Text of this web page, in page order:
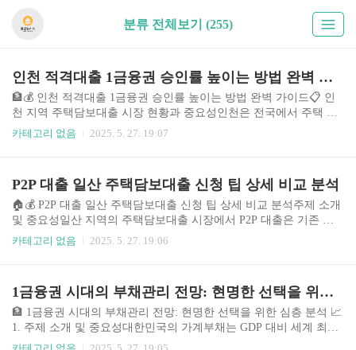
분류 전체보기 (255)
인천 적격대출 1금융권 승인률 높이는 방법 완벽 가이드
🏦💰 인천 적격대출 1금융권 승인률 높이는 방법 완벽 가이드📋 인
천 지역 주택담보대출 시장 현황과 중요성인천은 전국에서 주택 구
매 수요가 가장 활발한 지역 중 하나입니다. 2024년 기준 인천 아파
인프라 투자로 인해 주택 가격 상승 기대감이 높아지고 있으며, 이에
따라 주택담보대출 수요도 급증하고 있습니다. 하지만 최근 금융당
국의 대출 규제 강화로 인해 1금융권 승인률이 전년 대비 15-20% 감
소한 상황입니다. 특히 적격대출은 현재 취급이 잠정 중단되어 디딤
돌대출, 보금자리론 등 대안 상품에 대한 ..
카테고리 없음 2025. 5. 27. 19:07
P2P 대출 일산 주택담보대출 신청 팁 상세 비교 분석
🏠💰 P2P 대출 일산 주택담보대출 신청 팁 상세 비교 분석주제 소개
및 중요성일산 지역의 주택담보대출 시장에서 P2P 대출은 기존 은
행권 대비 빠른 승인과 다양한 상품으로 주목받고 있습니다. 최근 금
차, 비교적 낮은 진입 장벽, 다양한 상환 조건으로 소비자들에게 더
나은 선택지를 제공합니다. 특히 일산 지역 부동산 가격 상승으로 대
출 수요가 높아진 만큼, P2P 대출 상품에 대한 관심이 더욱 증가하고
있습니다.핵심 포인트: 빠른 승인 속도, 다양한 상환 조건, 전통 은행
카테고리 없음 2025. 5. 27. 19:06
1금융권 시대의 부채관리 전망: 현명한 선택을 위한 심층 분석
🏦 1금융권 시대의 부채관리 전망: 현명한 선택을 위한 심층 분석 📈
1. 주제 소개 및 중요성대한민국의 가계부채는 GDP 대비 세계 최고
수준에 육박하며, 개인의 재정 건전성을 위협하는 주요 요인으로 부